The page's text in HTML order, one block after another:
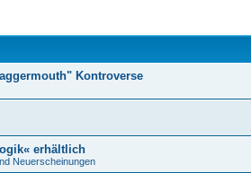
Kontroverse
erhältlich
Neuerscheinungen